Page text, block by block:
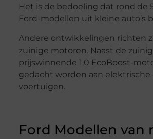
Het is de bedoeling dat rond de
Ford-modellen uit kleine auto’s
Andere ontwikkelingen richten
zuinige motoren. Naast de
prijswinnende 1.0 EcoBoost-
gedacht worden aan elektrische
voertuigen.
Ford Modellen van